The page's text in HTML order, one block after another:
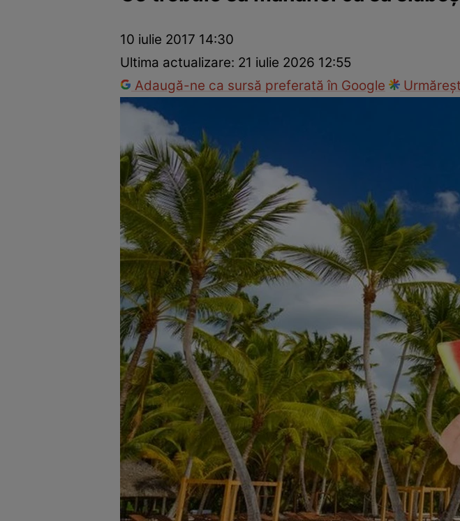
Mâncăruri rapideRețete cu legume
10 iulie 2017 14:30
Ultima actualizare: 21 iulie 2026 12:55
Adaugă-ne ca sursă preferată în Google